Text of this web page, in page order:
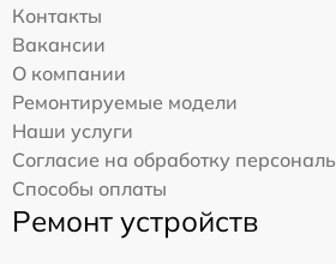
Контакты
Вакансии
О компании
Ремонтируемые модели
Наши услуги
Согласие на обработку
Способы оплаты
Ремонт устройств